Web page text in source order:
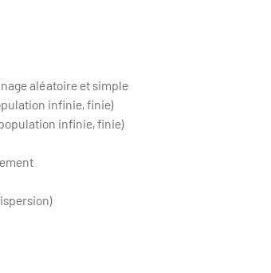
aléatoire et simple
infinie, finie)
infinie, finie)